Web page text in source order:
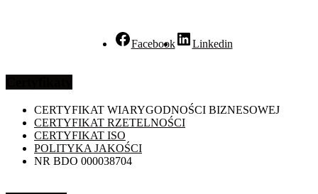
Facebook Linkedin
CERTYFIKAT WIARYGODNOŚCI BIZNESOWEJ
CERTYFIKAT RZETELNOŚCI
CERTYFIKAT ISO
POLITYKA JAKOŚCI
NR BDO 000038704